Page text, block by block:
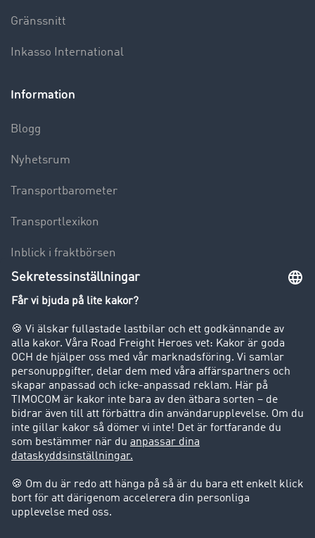
Gränssnitt
Inkasso International
Information
Blogg
Nyhetsrum
Transportbarometer
Transportlexikon
Inblick i fraktbörsen
Körförbud för lastbilar
Företag
Kunder värvar kunder
Success Stories
Support
Support
Juridiskt
Företagsinformation